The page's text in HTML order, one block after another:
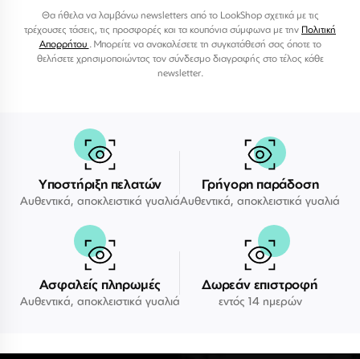
Θα ήθελα να λαμβάνω newsletters από το LookShop σχετικά με τις
τρέχουσες τάσεις, τις προσφορές και τα κουπόνια σύμφωνα με την Πολιτική
Απορρήτου . Μπορείτε να ανακαλέσετε τη συγκατάθεσή σας όποτε το
θελήσετε χρησιμοποιώντας τον σύνδεσμο διαγραφής στο τέλος κάθε
newsletter.
Υποστήριξη πελατών
Αυθεντικά, αποκλειστικά γυαλιά
Γρήγορη παράδοση
Αυθεντικά, αποκλειστικά γυαλιά
Ασφαλείς πληρωμές
Αυθεντικά, αποκλειστικά γυαλιά
Δωρεάν επιστροφή
εντός 14 ημερών